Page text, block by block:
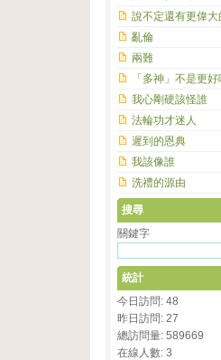
說不定還有更偉大
亂倫
兩難
「多神」不是更好
我心剛硬該怪誰
法輪功才迷人
遲到的恩典
我該像誰
洗禮的源由
搜尋
關鍵字
統計
今日訪問: 48
昨日訪問: 27
總訪問量: 589669
在線人數: 3